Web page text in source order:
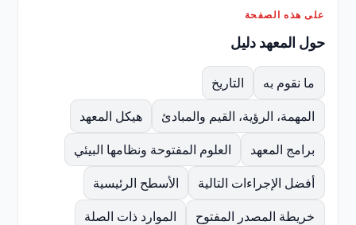
على هذه الصفحة
حول المعهد دليل
ما نقوم به التاريخ
المهمة، الرؤية، القيم والمبادئ هيكل المعهد
برامج المعهد العلوم المفتوحة ونظامها البيئي
أفضل الإجراءات التالية الأسطح الرئيسية
خريطة المصدر المفتوح الموارد ذات الصلة